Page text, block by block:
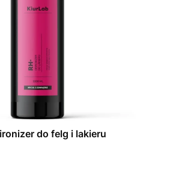
do felg i lakieru